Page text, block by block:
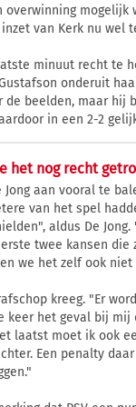
mogelijk
van Kerk nu wel
minuut recht te
onderuit
de beelden, maar hij
in een 2-2
het nog recht
Jong aan vooral te
van het spel
aldus De
twee kansen
we het zelf ook niet
kreeg. "Er
keer het geval bij
laatst moet ik ook
Een penalty